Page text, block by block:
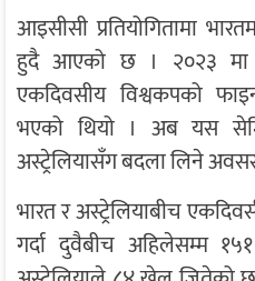
आइसीसी प्रतियोगितामा
हुदै आएको छ । २०२३ मा
एकदिवसीय विश्वकपको
भएको थियो । अब यस
अस्ट्रेलियासँग बदला लिने
भारत र अस्ट्रेलियाबीच
गर्दा दुवैबीच अहिलेसम्म